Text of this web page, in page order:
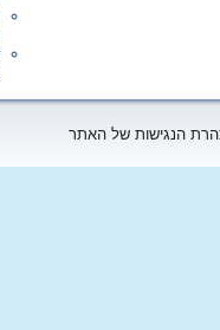
הנגישות של האתר